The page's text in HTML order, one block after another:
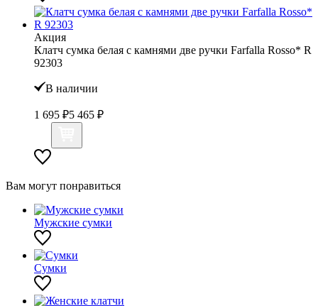
Акция
Клатч сумка белая с камнями две ручки Farfalla Rosso* R
92303
В наличии
1 695 ₽5 465 ₽
Вам могут понравиться
Мужские сумки
Сумки